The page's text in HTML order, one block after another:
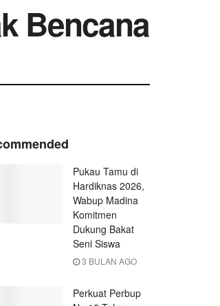
Bencana
Pukau Tamu di
Hardiknas 2026,
Wabup Madina
Komitmen
Dukung Bakat
Seni Siswa
3 BULAN AGO
Perkuat Perbup